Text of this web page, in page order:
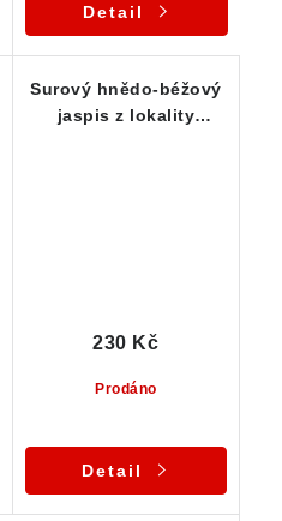
Detail
Surový hnědo-béžový
jaspis z lokality
Prodáno
230 Kč
Detail